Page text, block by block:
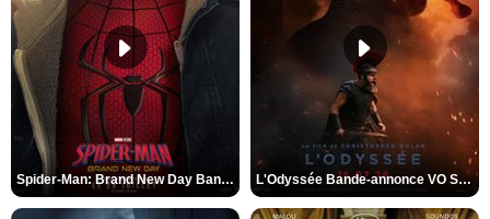
Spider-Man: Brand New Day Bande-annonce VO STFR L'Odyssée Bande-annonce VO STFR